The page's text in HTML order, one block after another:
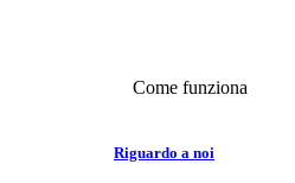
Come funziona
Riguardo a noi